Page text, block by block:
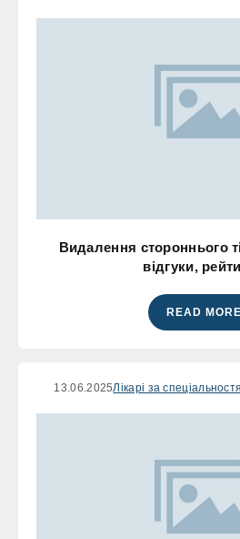
Видалення стороннього
відгуки,
READ MORE
13.06.2025Лікарі за